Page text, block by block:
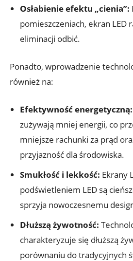
Osłabienie efektu „cienia”:
pomieszczeniach, ekran LED
eliminacji odbić.
Ponadto, wprowadzenie
również na:
Efektywność energetyczną:
zużywają mniej energii, co
mniejsze rachunki za prąd
przyjazność dla środowiska.
Smukłość i lekkość: Ekrany
podświetleniem LED są
sprzyja nowoczesnemu
Dłuższą żywotność:
charakteryzuje się dłuższą
porównaniu do tradycyjnych